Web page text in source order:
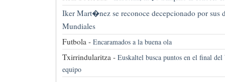
Iker Mart�nez se reconoce decepcionado por sus
Mundiales
Futbola - Encaramados a la buena ola
Txirrindularitza - Euskaltel busca puntos en el final
equipo